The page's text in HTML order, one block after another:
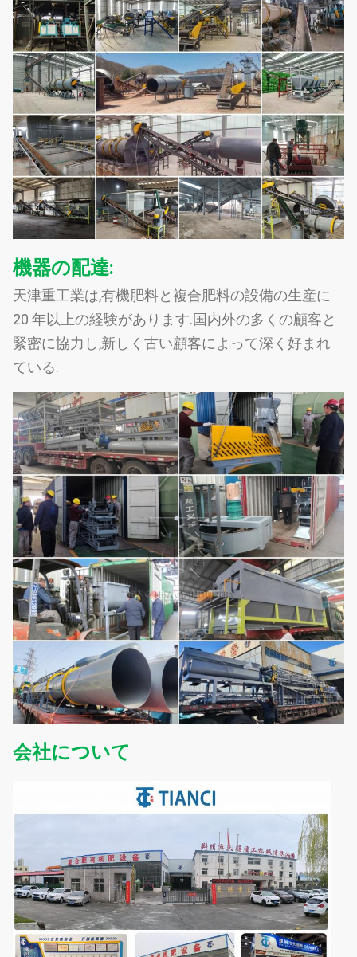
機器の配達:
天津重工業は,有機肥料と複合肥料の設備の生産に
20 年以上の経験があります.国内外の多くの顧客と
緊密に協力し,新しく古い顧客によって深く好まれ
ている.
会社について